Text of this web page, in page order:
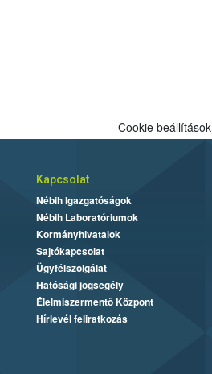
Cookie beállítások
Kapcsolat
Nébih Igazgatóságok
Nébih Laboratóriumok
Kormányhivatalok
Sajtókapcsolat
Ügyfélszolgálat
Hatósági jogsegély
Élelmiszermentő Központ
Hírlevél feliratkozás